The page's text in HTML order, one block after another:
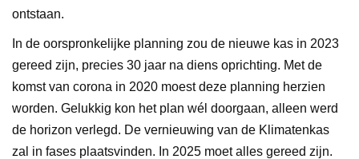
ontstaan.
In de oorspronkelijke planning zou de nieuwe kas in 2023
gereed zijn, precies 30 jaar na diens oprichting. Met de
komst van corona in 2020 moest deze planning herzien
worden. Gelukkig kon het plan wél doorgaan, alleen werd
de horizon verlegd. De vernieuwing van de Klimatenkas
zal in fases plaatsvinden. In 2025 moet alles gereed zijn.